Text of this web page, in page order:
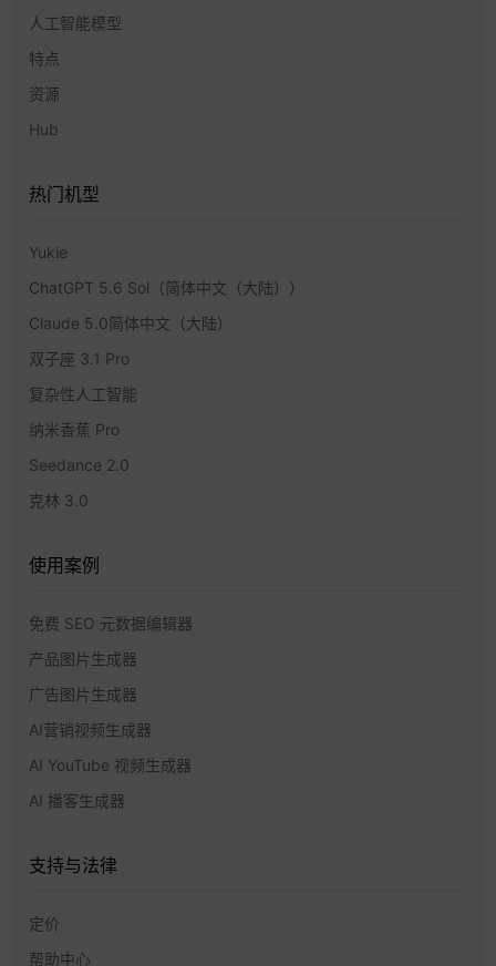
人工智能模型
特点
资源
Hub
热门机型
Yukie
ChatGPT 5.6 Sol（简体中文（大陆））
Claude 5.0简体中文（大陆）
双子座 3.1 Pro
复杂性人工智能
纳米香蕉 Pro
Seedance 2.0
克林 3.0
使用案例
免费 SEO 元数据编辑器
产品图片生成器
广告图片生成器
AI营销视频生成器
AI YouTube 视频生成器
AI 播客生成器
支持与法律
定价
帮助中心